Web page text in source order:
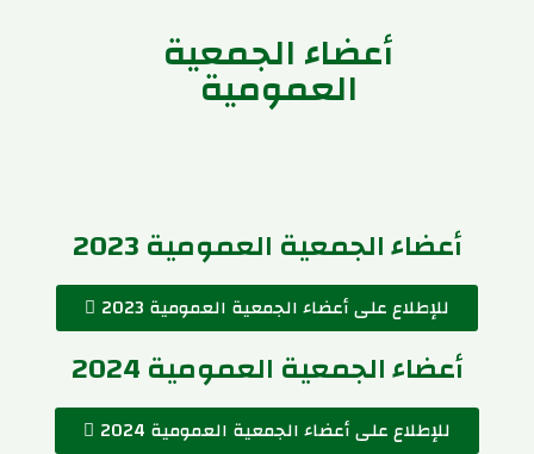
أعضاء الجمعية
العمومية
أعضاء الجمعية العمومية 2023
للإطلاع على أعضاء الجمعية العمومية 2023
أعضاء الجمعية العمومية 2024
للإطلاع على أعضاء الجمعية العمومية 2024